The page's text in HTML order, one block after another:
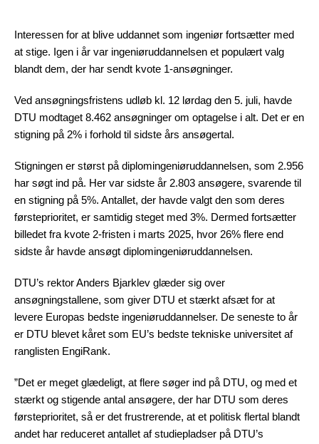
Interessen for at blive uddannet som ingeniør fortsætter med
at stige. Igen i år var ingeniøruddannelsen et populært valg
blandt dem, der har sendt kvote 1-ansøgninger.
Ved ansøgningsfristens udløb kl. 12 lørdag den 5. juli, havde
DTU modtaget 8.462 ansøgninger om optagelse i alt. Det er en
stigning på 2% i forhold til sidste års ansøgertal.
Stigningen er størst på diplomingeniøruddannelsen, som 2.956
har søgt ind på. Her var sidste år 2.803 ansøgere, svarende til
en stigning på 5%. Antallet, der havde valgt den som deres
førsteprioritet, er samtidig steget med 3%. Dermed fortsætter
billedet fra kvote 2-fristen i marts 2025, hvor 26% flere end
sidste år havde ansøgt diplomingeniøruddannelsen.
DTU’s rektor Anders Bjarklev glæder sig over
ansøgningstallene, som giver DTU et stærkt afsæt for at
levere Europas bedste ingeniøruddannelser. De seneste to år
er DTU blevet kåret som EU’s bedste tekniske universitet af
ranglisten EngiRank.
”Det er meget glædeligt, at flere søger ind på DTU, og med et
stærkt og stigende antal ansøgere, der har DTU som deres
førsteprioritet, så er det frustrerende, at et politisk flertal blandt
andet har reduceret antallet af studiepladser på DTU’s